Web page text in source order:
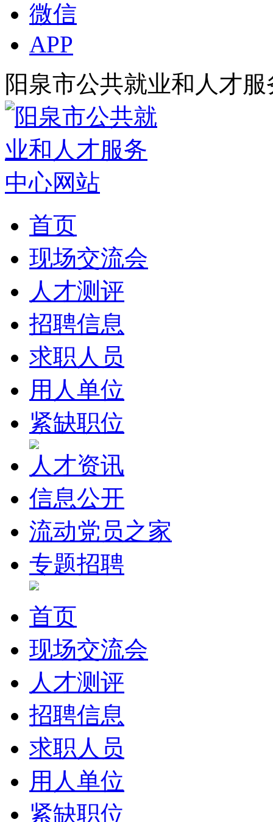
微信
APP
阳泉市公共就业和人才
首页
现场交流会
人才测评
招聘信息
求职人员
用人单位
紧缺职位
人才资讯
信息公开
流动党员之家
专题招聘
首页
现场交流会
人才测评
招聘信息
求职人员
用人单位
紧缺职位